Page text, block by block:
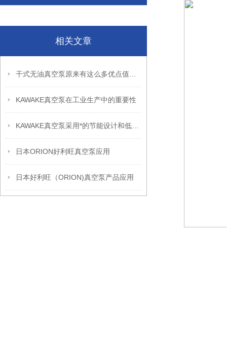
相关文章
KAWAKE真空泵在工业生产中的重要性
日本ORION好利旺真空泵应用
日本好利旺（ORION)真空泵产品应用